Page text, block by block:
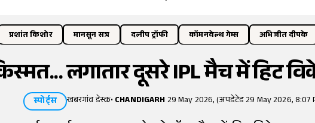
प्रशांत किशोर मानसून सत्र दलीप ट्रॉफी कॉमनवेल्थ गेम्स अभिजीत दीपके
लगातार दूसरे IPL मैच में हिट
स्पोर्ट्स खबरगांव डेस्क•CHANDIGARH29 May 2026, (अपडेटेड 29 May 2026, 8:07